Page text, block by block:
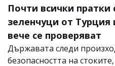
Почти всички пратки
зеленчуци от
вече се проверяват
Държавата следи
безопасността на